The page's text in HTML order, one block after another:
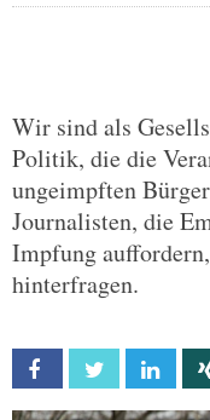
Wir sind als
Politik, die die
ungeimpften
Journalisten, die
Impfung
hinterfragen.
Facebook Twitter